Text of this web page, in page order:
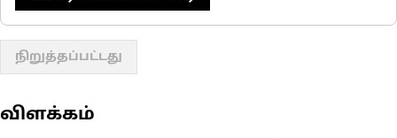
நிறுத்தப்பட்டது
விளக்கம்